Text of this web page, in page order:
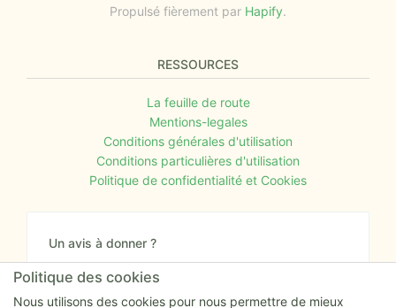
Propulsé fièrement par Hapify.
RESSOURCES
La feuille de route
Mentions-legales
Conditions générales d'utilisation
Conditions particulières d'utilisation
Politique de confidentialité et Cookies
Un avis à donner ?
Donnez nous votre avis sur le site ou proposez
nous tout simplement vos nouvelles idées.
Politique des cookies
Nous utilisons des cookies pour nous permettre de mieux